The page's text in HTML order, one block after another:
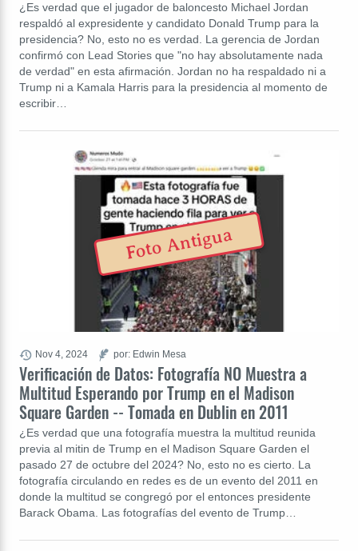
¿Es verdad que el jugador de baloncesto Michael Jordan
respaldó al expresidente y candidato Donald Trump para la
presidencia? No, esto no es verdad. La gerencia de Jordan
confirmó con Lead Stories que "no hay absolutamente nada
de verdad" en esta afirmación. Jordan no ha respaldado ni a
Trump ni a Kamala Harris para la presidencia al momento de
escribir…
Verificación de Datos: Fotografía NO Muestra a
Multitud Esperando por Trump en el Madison
Square Garden -- Tomada en Dublin en 2011
¿Es verdad que una fotografía muestra la multitud reunida
previa al mitin de Trump en el Madison Square Garden el
pasado 27 de octubre del 2024? No, esto no es cierto. La
fotografía circulando en redes es de un evento del 2011 en
donde la multitud se congregó por el entonces presidente
Barack Obama. Las fotografías del evento de Trump…
Nov 4, 2024 por: Edwin Mesa
Foto Antigua